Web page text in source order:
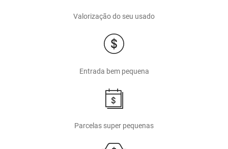
Valorização do seu usado
Entrada bem pequena
Parcelas super pequenas